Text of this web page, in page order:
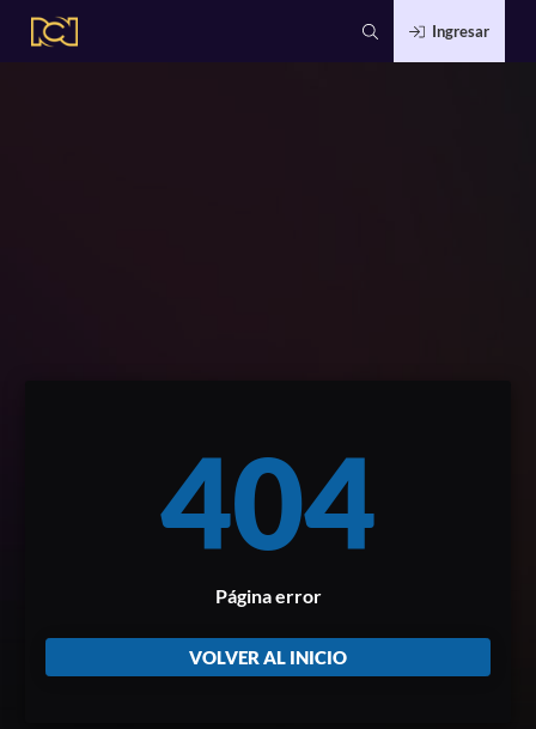
Ingresar
404
Página error
VOLVER AL INICIO